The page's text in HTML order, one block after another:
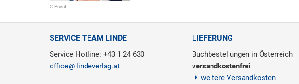
© Privat
SERVICE TEAM LINDE
Service Hotline: +43 1 24 630
office
lindeverlag.at
LIEFERUNG
Buchbestellungen in Österreich
versandkostenfrei
weitere Versandkosten